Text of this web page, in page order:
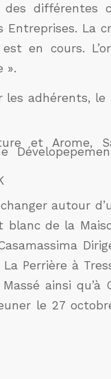
différentes
La
en cours.
».
adhérents, le
et Arome,
autour
de la
Perrière à
ainsi qu’à
le 27